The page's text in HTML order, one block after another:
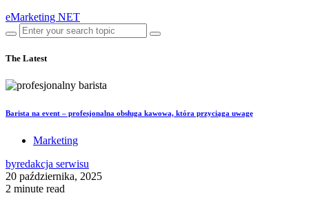
eMarketing NET
The Latest
Barista na event – profesjonalna obsługa kawowa, która przyciąga uwagę
Marketing
byredakcja serwisu
20 października, 2025
2 minute read